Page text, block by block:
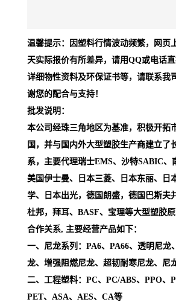
温馨提示：因塑料行情波动频繁，网页
天实际报价有所差异，请用QQ或电话
详细物性资料及环保证书等，请联系我
谢您的配合与支持！
批发说明：
本公司经珠三角地区为基准，积极开拓
国，并与国内外大型塑胶生产商建立了
系，主要代理瑞士EMS、沙特SABIC、
美国伊士曼、日本三菱、日本东丽、日
学、日本出光，德国朗盛，德国巴斯夫
杜邦，拜耳、BASF、宝理等大型塑胶
合作关系, 主要经营产品如下：
一、尼龙系列：PA6、PA66、透明尼龙
龙、增强阻燃尼龙、超韧耐寒尼龙、尼
二、工程塑料：PC、PC/ABS、PPO、
PET、ASA、AES、CA等